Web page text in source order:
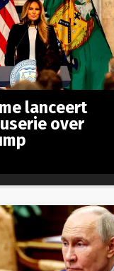
lanceert
over